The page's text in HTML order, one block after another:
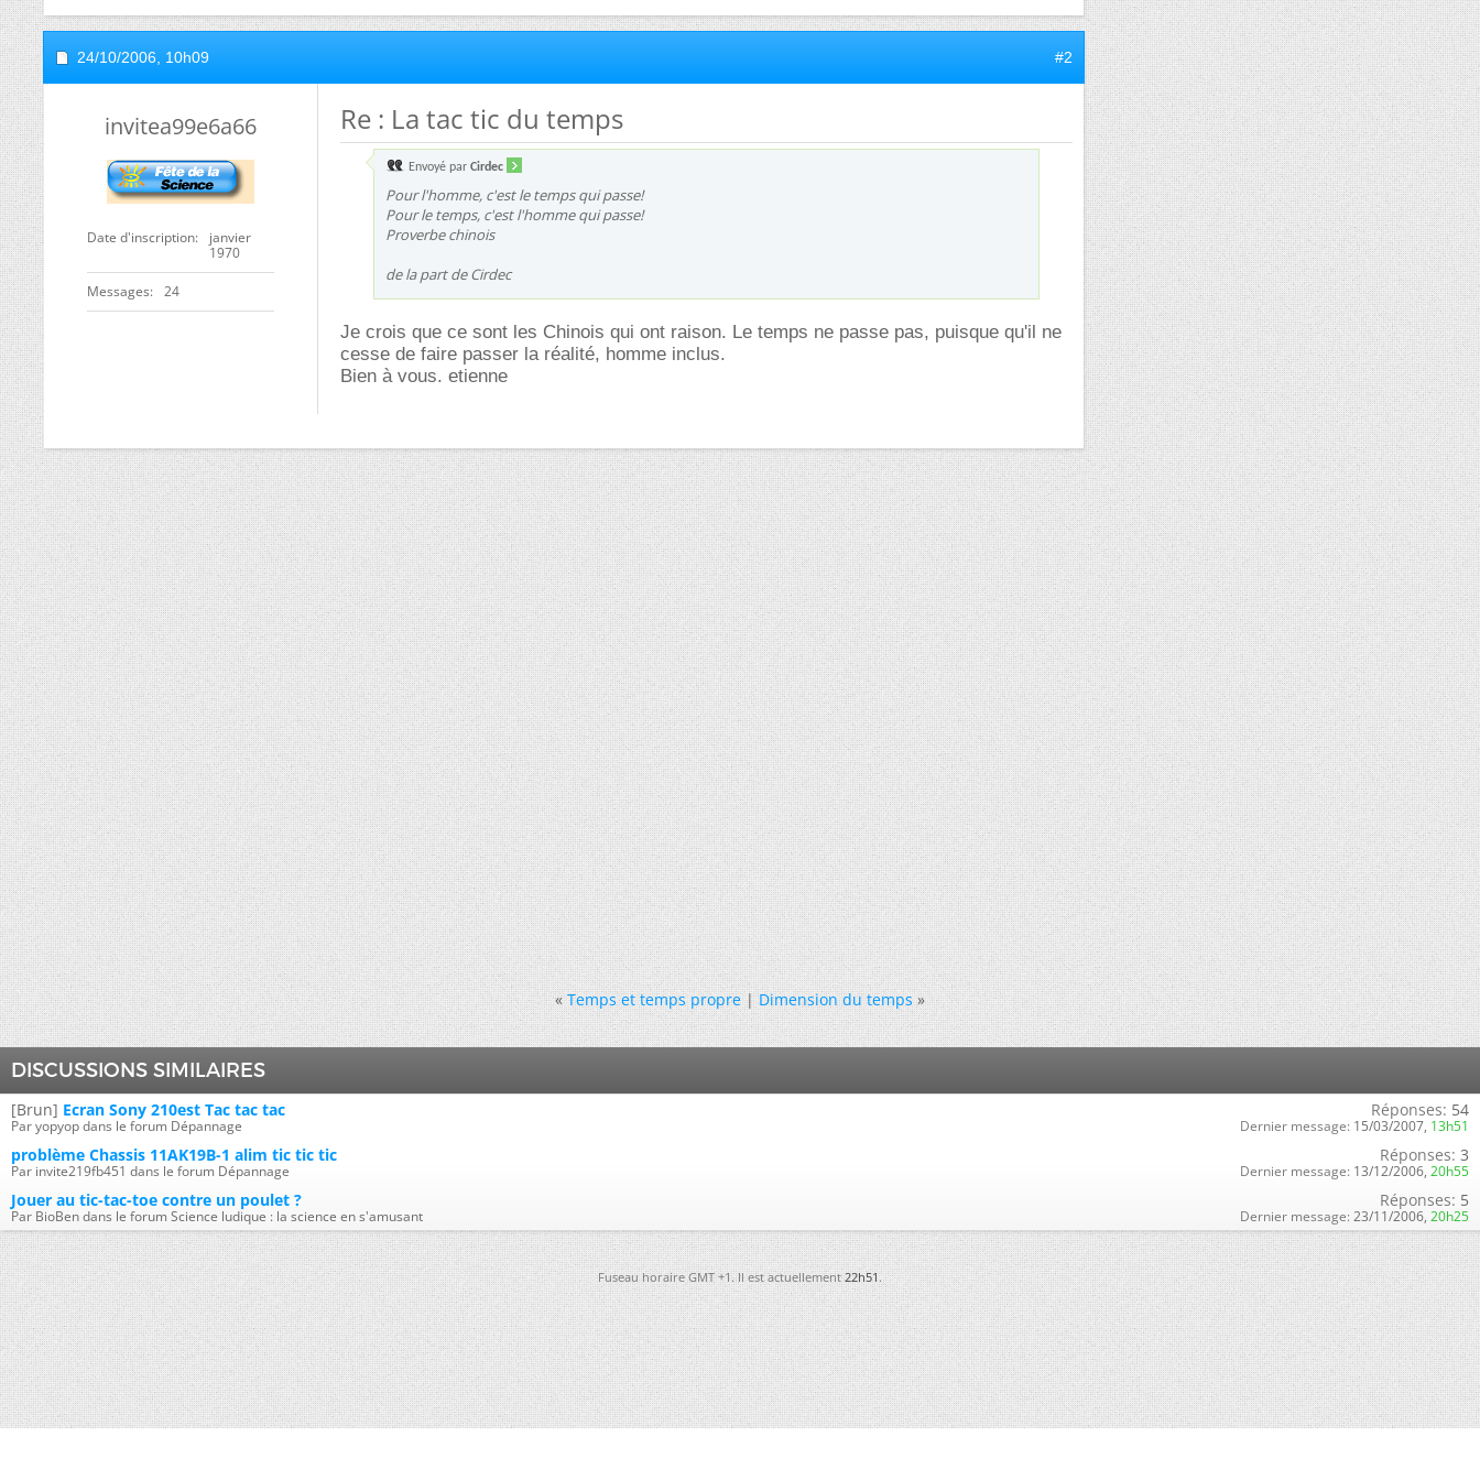
24/10/2006, 10h09 #2
invitea99e6a66
Date d'inscription
janvier
1970
Messages 24
Re : La tac tic du temps
Envoyé par Cirdec
Pour l'homme, c'est le temps qui passe!
Pour le temps, c'est l'homme qui passe!
Proverbe chinois
de la part de Cirdec
Je crois que ce sont les Chinois qui ont raison. Le temps ne passe pas, puisque qu'il ne
cesse de faire passer la réalité, homme inclus.
Bien à vous. etienne
« Temps et temps propre|Dimension du temps »
DISCUSSIONS SIMILAIRES
[Brun] Ecran Sony 210est Tac tac tac
Par yopyop dans le forum Dépannage
Réponses: 54
Dernier message: 15/03/2007, 13h51
problème Chassis 11AK19B-1 alim tic tic tic
Par invite219fb451 dans le forum Dépannage
Réponses: 3
Dernier message: 13/12/2006, 20h55
Jouer au tic-tac-toe contre un poulet ?
Par BioBen dans le forum Science ludique : la science en s'amusant
Réponses: 5
Dernier message: 23/11/2006, 20h25
Fuseau horaire GMT +1. Il est actuellement22h51.